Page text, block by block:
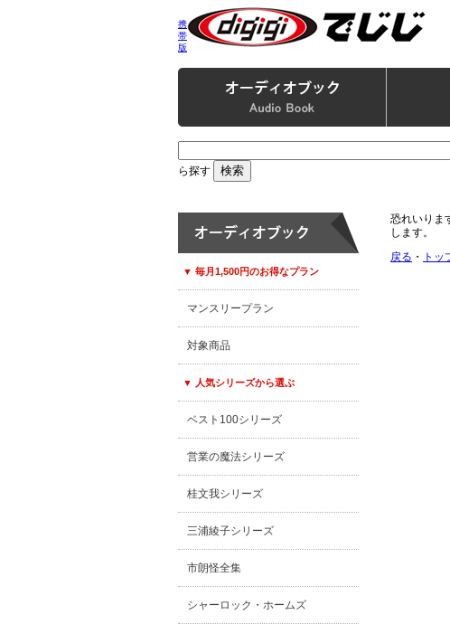
携
帯
版
ら探す
▼ 毎月1,500円のお得なプラン
マンスリープラン
対象商品
▼ 人気シリーズから選ぶ
ベスト100シリーズ
営業の魔法シリーズ
桂文我シリーズ
三浦綾子シリーズ
市朗怪全集
シャーロック・ホームズ
恐れいりま
します。
戻る ・ トッ